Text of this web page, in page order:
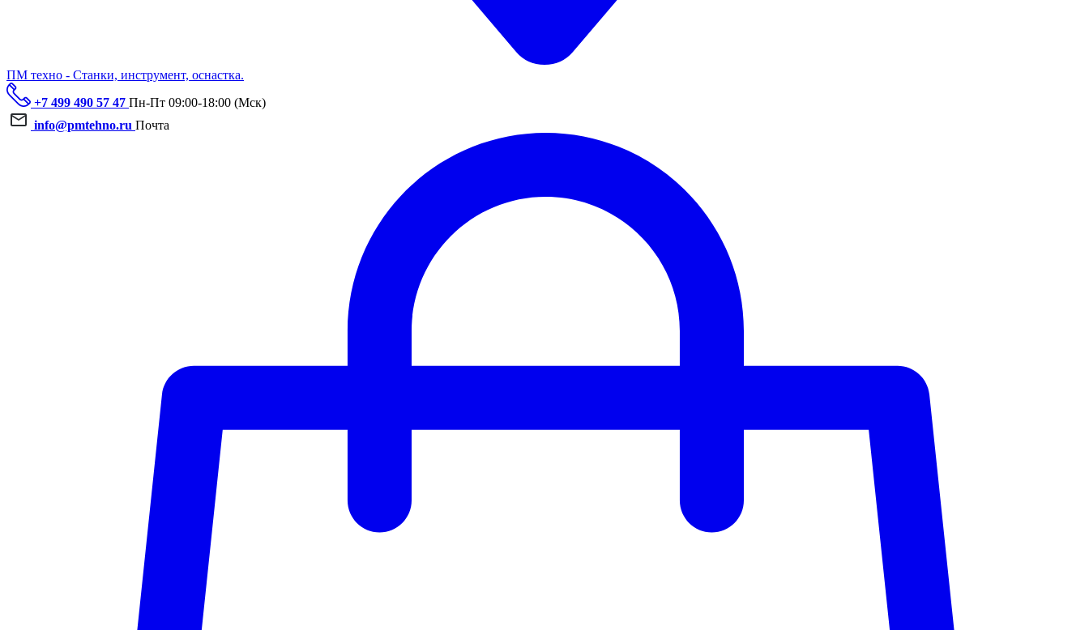
ПМ техно - Станки, инструмент, оснастка.
+7 499 490 57 47 Пн-Пт 09:00-18:00 (Мск)
info@pmtehno.ru Почта